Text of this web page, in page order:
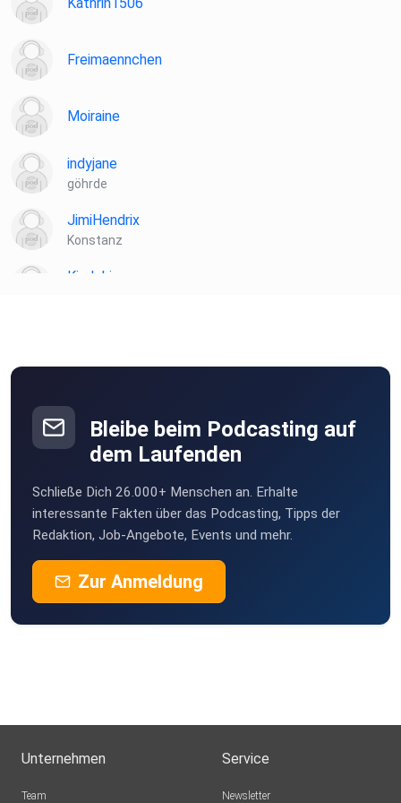
Freimaennchen
Moiraine
indyjane
göhrde
JimiHendrix
Konstanz
Kindoki
Bleibe beim Podcasting auf
dem Laufenden
Schließe Dich 26.000+ Menschen an. Erhalte
interessante Fakten über das Podcasting, Tipps der
Redaktion, Job-Angebote, Events und mehr.
Zur Anmeldung
Unternehmen
Team
Service
Newsletter